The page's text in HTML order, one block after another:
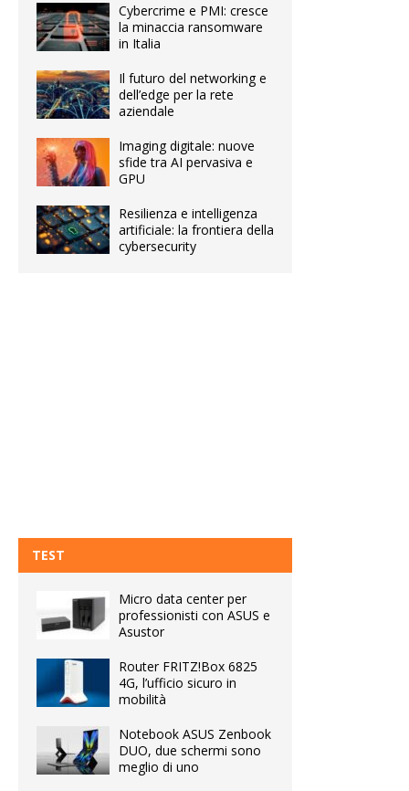
Cybercrime e PMI: cresce
la minaccia ransomware
in Italia
Il futuro del networking e
dell’edge per la rete
aziendale
Imaging digitale: nuove
sfide tra AI pervasiva e
GPU
Resilienza e intelligenza
artificiale: la frontiera della
cybersecurity
TEST
Micro data center per
professionisti con ASUS e
Asustor
Router FRITZ!Box 6825
4G, l’ufficio sicuro in
mobilità
Notebook ASUS Zenbook
DUO, due schermi sono
meglio di uno